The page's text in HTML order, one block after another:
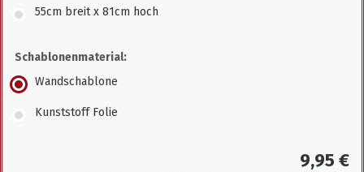
55cm breit x 81cm hoch
Schablonenmaterial:
Wandschablone
Kunststoff Folie
9,95 €